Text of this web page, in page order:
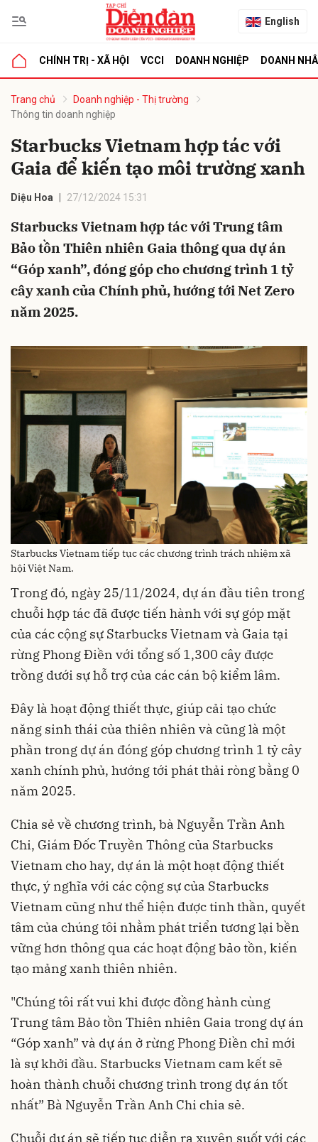
English
CHÍNH TRỊ - XÃ HỘI VCCI DOANH NGHIỆP DOANH
Trang chủ
Doanh nghiệp - Thị trường
Thông tin doanh nghiệp
Starbucks Vietnam hợp tác với
Gaia để kiến tạo môi trường xanh
Diệu Hoa 27/12/2024 15:31
Starbucks Vietnam hợp tác với Trung tâm
Bảo tồn Thiên nhiên Gaia thông qua dự án
“Góp xanh”, đóng góp cho chương trình 1 tỷ
cây xanh của Chính phủ, hướng tới Net Zero
năm 2025.
Starbucks Vietnam tiếp tục các chương trình trách nhiệm xã
hội Việt Nam.
Trong đó, ngày 25/11/2024, dự án đầu tiên trong
chuỗi hợp tác đã được tiến hành với sự góp mặt
của các cộng sự Starbucks Vietnam và Gaia tại
rừng Phong Điền với tổng số 1,300 cây được
trồng dưới sự hỗ trợ của các cán bộ kiểm lâm.
Đây là hoạt động thiết thực, giúp cải tạo chức
năng sinh thái của thiên nhiên và cũng là một
phần trong dự án đóng góp chương trình 1 tỷ cây
xanh chính phủ, hướng tới phát thải ròng bằng 0
năm 2025.
Chia sẻ về chương trình, bà Nguyễn Trần Anh
Chi, Giám Đốc Truyền Thông của Starbucks
Vietnam cho hay, dự án là một hoạt động thiết
thực, ý nghĩa với các cộng sự của Starbucks
Vietnam cũng như thể hiện được tinh thần, quyết
tâm của chúng tôi nhằm phát triển tương lại bền
vững hơn thông qua các hoạt động bảo tồn, kiến
tạo mảng xanh thiên nhiên.
"Chúng tôi rất vui khi được đồng hành cùng
Trung tâm Bảo tồn Thiên nhiên Gaia trong dự án
“Góp xanh” và dự án ở rừng Phong Điền chỉ mới
là sự khởi đầu. Starbucks Vietnam cam kết sẽ
hoàn thành chuỗi chương trình trong dự án tốt
nhất” Bà Nguyễn Trần Anh Chi chia sẻ.
Chuỗi dự án sẽ tiếp tục diễn ra xuyên suốt với các
luận
Hủy